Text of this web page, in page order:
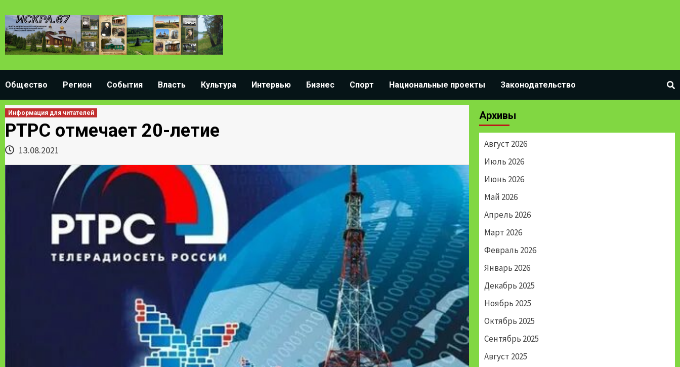
to
content
Общество Регион События Власть Культура Интервью Бизнес Спорт Национальные проекты Законодательство
Информация для читателей
РТРС отмечает 20-летие
13.08.2021
Архивы
Август 2026
Июль 2026
Июнь 2026
Май 2026
Апрель 2026
Март 2026
Февраль 2026
Январь 2026
Декабрь 2025
Ноябрь 2025
Октябрь 2025
Сентябрь 2025
Август 2025